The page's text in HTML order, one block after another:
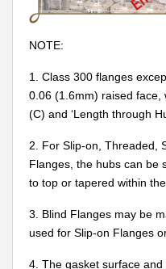
NOTE:
1. Class 300 flanges
0.06 (1.6mm) raised face,
(C) and ‘Length through
2. For Slip-on, Threaded,
Flanges, the hubs can be
to top or tapered within
3. Blind Flanges may be
used for Slip-on Flanges
4. The gasket surface